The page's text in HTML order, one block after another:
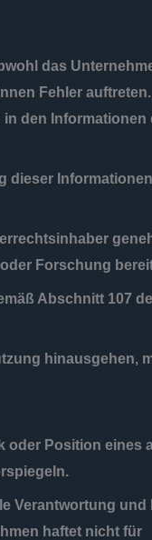
das
Fehler
den Informationen
dieser
Forschung
Abschnitt 107
hinausgehen,
oder Position eines
Verantwortung und
haftet nicht für